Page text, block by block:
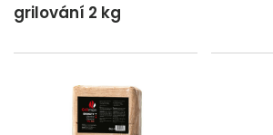
grilování 2 kg